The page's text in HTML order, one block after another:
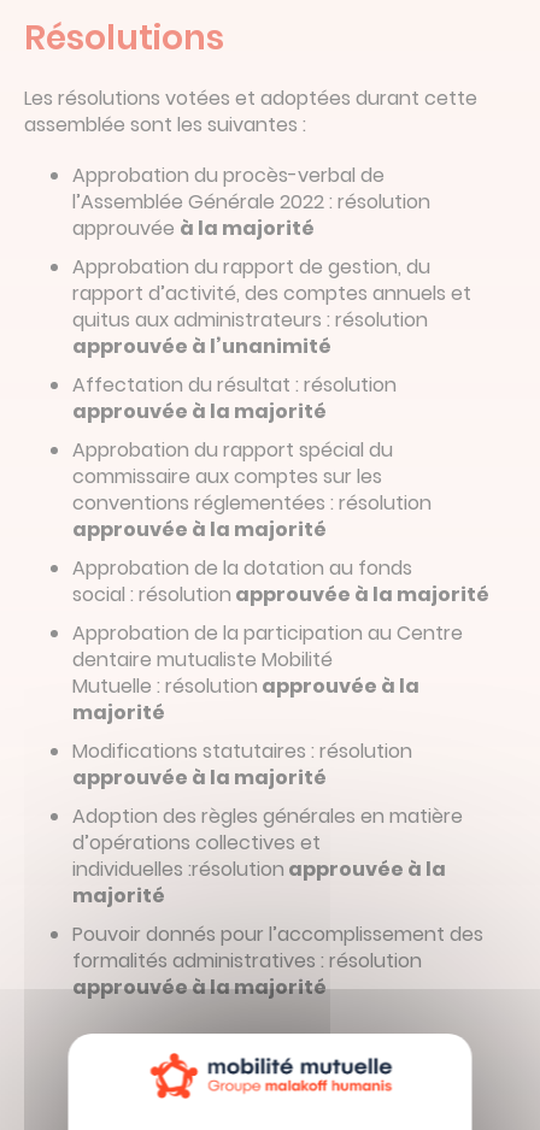
Résolutions
Les résolutions votées et adoptées durant cette
assemblée sont les suivantes :
Approbation du procès-verbal de
l’Assemblée Générale 2022 : résolution
approuvée à la majorité
Approbation du rapport de gestion, du
rapport d’activité, des comptes annuels et
quitus aux administrateurs : résolution
approuvée à l’unanimité
Affectation du résultat : résolution
approuvée à la majorité
Approbation du rapport spécial du
commissaire aux comptes sur les
conventions réglementées : résolution
approuvée à la majorité
Approbation de la dotation au fonds
social : résolution approuvée à la majorité
Approbation de la participation au Centre
dentaire mutualiste Mobilité
Mutuelle : résolution approuvée à la
majorité
Modifications statutaires : résolution
approuvée à la majorité
Adoption des règles générales en matière
d’opérations collectives et
individuelles :résolution approuvée à la
majorité
Pouvoir donnés pour l’accomplissement des
formalités administratives : résolution
approuvée à la majorité